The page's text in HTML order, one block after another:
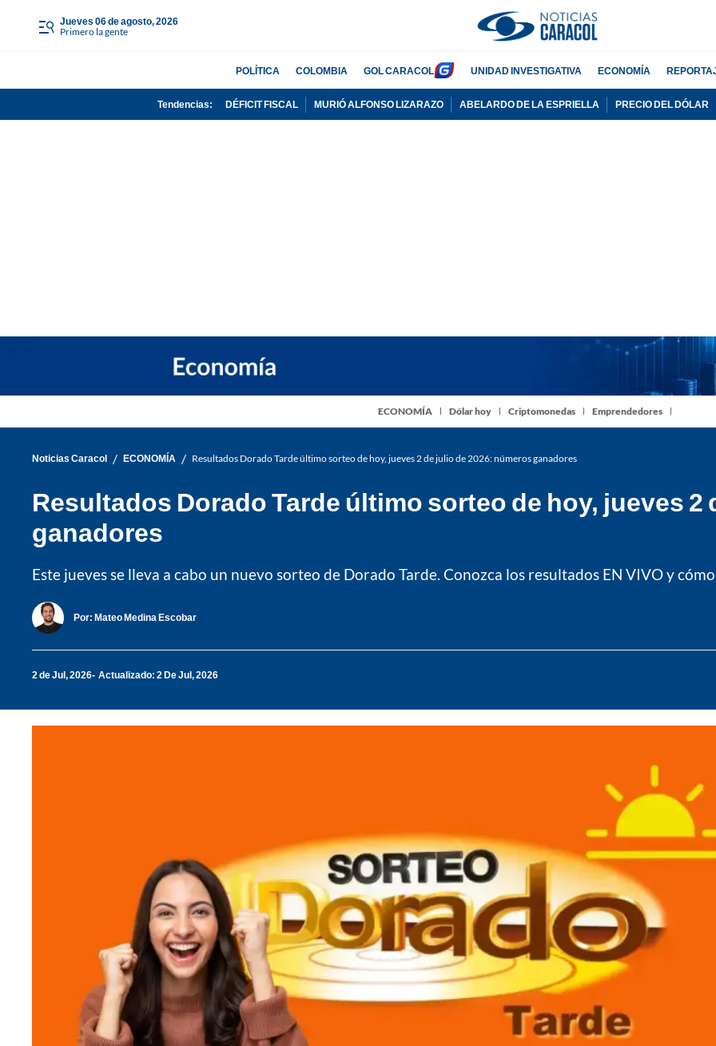
jueves 06 de agosto, 2026
Primero la gente
POLÍTICA COLOMBIA GOL CARACOL UNIDAD INVESTIGATIVA ECONOMÍA
Tendencias: DÉFICIT FISCAL MURIÓ ALFONSO LIZARAZO ABELARDO DE LA ESPRIELLA PRECIO DEL DÓLAR
ECONOMÍA Dólar hoy Criptomonedas Emprendedores
Noticias Caracol / ECONOMÍA / Resultados Dorado Tarde último sorteo de hoy, jueves 2 de julio de 2026: números ganadores
Resultados Dorado Tarde último sorteo de hoy, jueves 2
ganadores
Este jueves se lleva a cabo un nuevo sorteo de Dorado Tarde. Conozca los resultados EN VIVO y
Por: Mateo Medina Escobar
2 de Jul, 2026 Actualizado: 2 De Jul, 2026